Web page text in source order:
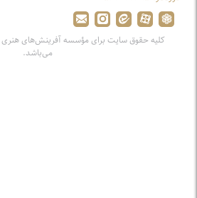
کلیه حقوق سایت برای مؤسسه آفرینش‌های
می‌باشد.